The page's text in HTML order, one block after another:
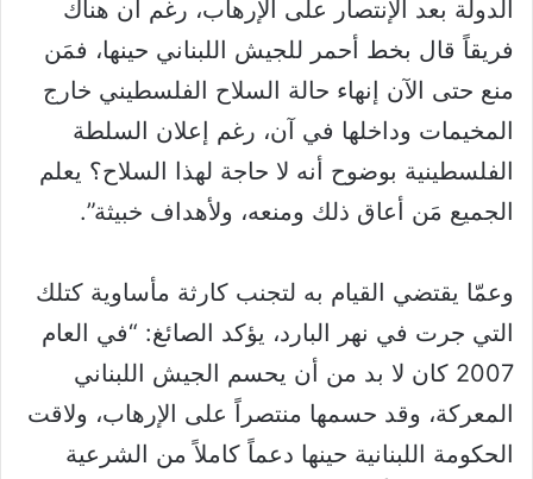
الدولة بعد الإنتصار على الإرهاب، رغم أن هناك
فريقاً قال بخط أحمر للجيش اللبناني حينها، فمَن
منع حتى الآن إنهاء حالة السلاح الفلسطيني خارج
المخيمات وداخلها في آن، رغم إعلان السلطة
الفلسطينية بوضوح أنه لا حاجة لهذا السلاح؟ يعلم
الجميع مَن أعاق ذلك ومنعه، ولأهداف خبيثة”.
وعمّا يقتضي القيام به لتجنب كارثة مأساوية كتلك
التي جرت في نهر البارد، يؤكد الصائغ: “في العام
2007 كان لا بد من أن يحسم الجيش اللبناني
المعركة، وقد حسمها منتصراً على الإرهاب، ولاقت
الحكومة اللبنانية حينها دعماً كاملاً من الشرعية